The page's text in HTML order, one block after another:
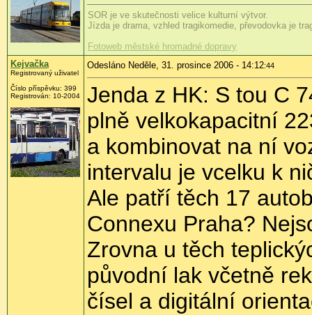
SOR je ve skutečnosti velice kulturní výtvor.
Jízda je drama, vzhled tragikomedie, převodovka je
Fotoweb městské hromadné dopravy
Kejvačka
Registrovaný uživatel
Číslo příspěvku: 399
Registrován: 10-2004
Odesláno Neděle, 31. prosince 2006 - 14:12:44
Jenda z HK: S tou C
plně velkokapacitní
a kombinovat na ní
intervalu je vcelku k
Ale patří těch 17
Connexu Praha?
Zrovna u těch
původní lak včetně
čísel a digitální